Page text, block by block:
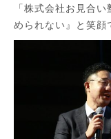
「株式会社お見合
められない』と笑顔